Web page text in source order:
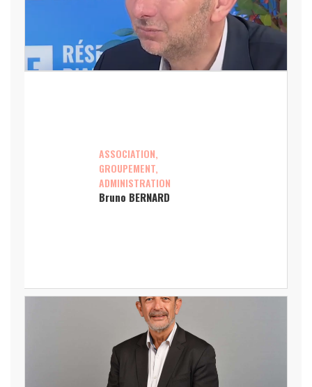
ASSOCIATION,
GROUPEMENT,
ADMINISTRATION
Bruno BERNARD